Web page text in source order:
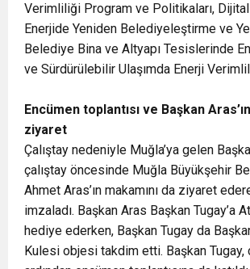
Verimliliği Program ve Politikaları,
Enerjide Yeniden Belediyeleştirme ve
Belediye Bina ve Altyapı Tesislerinde
ve Sürdürülebilir Ulaşımda Enerji
Encümen toplantısı ve Başkan
ziyaret
Çalıştay nedeniyle Muğla’ya gelen
çalıştay öncesinde Muğla Büyükşehir
Ahmet Aras’ın makamını da ziyaret
imzaladı. Başkan Aras Başkan Tugay’a
hediye ederken, Başkan Tugay da
Kulesi objesi takdim etti. Başkan Tugay,